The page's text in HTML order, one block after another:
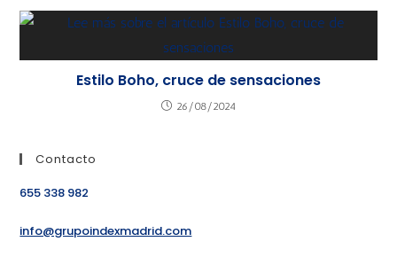
Estilo Boho, cruce de sensaciones
26/08/2024
Contacto
655 338 982
info@grupoindexmadrid.com